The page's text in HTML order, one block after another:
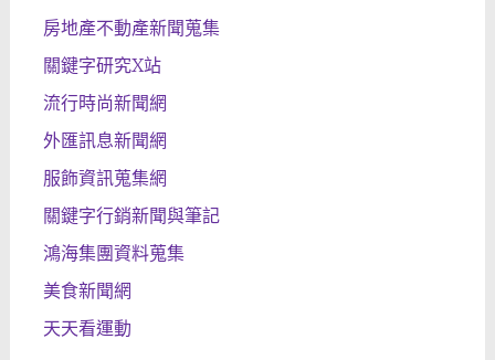
房地產不動產新聞蒐集
關鍵字研究X站
流行時尚新聞網
外匯訊息新聞網
服飾資訊蒐集網
關鍵字行銷新聞與筆記
鴻海集團資料蒐集
美食新聞網
天天看運動